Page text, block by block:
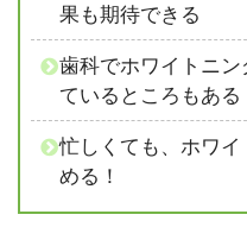
果も期待できる
歯科でホワイトニ
ているところもある
忙しくても、ホワ
める！